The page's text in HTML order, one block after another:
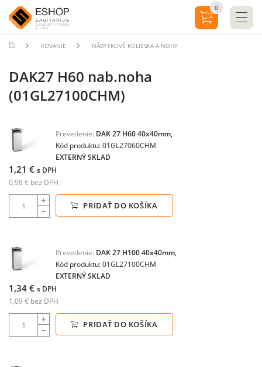
KOVANIE NÁBYTKOVÉ KOLIESKA A NOHY
DAK27 H60 nab.noha
(01GL27100CHM)
Prevedenie: DAK 27 H60 40x40mm,
Kód produktu: 01GL27060CHM
EXTERNÝ SKLAD
1,21 € s DPH
0,98 € bez DPH
PRIDAŤ DO KOŠÍKA
Prevedenie: DAK 27 H100 40x40mm,
Kód produktu: 01GL27100CHM
EXTERNÝ SKLAD
1,34 € s DPH
1,09 € bez DPH
PRIDAŤ DO KOŠÍKA
0